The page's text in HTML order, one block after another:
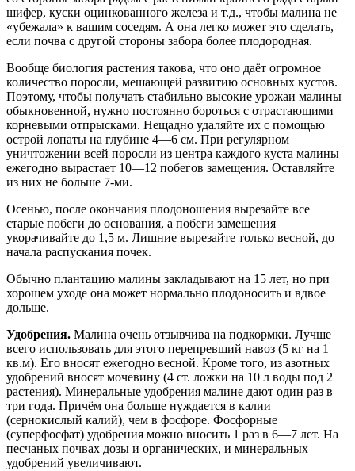
шифер, куски оцинкованного железа и т.д., чтобы малина не
«убежала» к вашим соседям. А она легко может это сделать,
если почва с другой стороны забора более плодородная.
Вообще биология растения такова, что оно даёт огромное
количество поросли, мешающей развитию основных кустов.
Поэтому, чтобы получать стабильно высокие урожаи малины
обыкновенной, нужно постоянно бороться с отрастающими
корневыми отпрысками. Нещадно удаляйте их с помощью
острой лопаты на глубине 4—6 см. При регулярном
уничтожении всей поросли из центра каждого куста малины
ежегодно вырастает 10—12 побегов замещения. Оставляйте
из них не больше 7-ми.
Осенью, после окончания плодоношения вырезайте все
старые побеги до основания, а побеги замещения
укорачивайте до 1,5 м. Лишние вырезайте только весной, до
начала распускания почек.
Обычно плантацию малины закладывают на 15 лет, но при
хорошем уходе она может нормально плодоносить и вдвое
дольше.
Удобрения. Малина очень отзывчива на подкормки. Лучше
всего использовать для этого перепревший навоз (5 кг на 1
кв.м). Его вносят ежегодно весной. Кроме того, из азотных
удобрений вносят мочевину (4 ст. ложки на 10 л воды под 2
растения). Минеральные удобрения малине дают один раз в
три года. Причём она больше нуждается в калии
(сернокислый калий), чем в фосфоре. Фосфорные
(суперфосфат) удобрения можно вносить 1 раз в 6—7 лет. На
песчаных почвах дозы и органических, и минеральных
удобрений увеличивают.